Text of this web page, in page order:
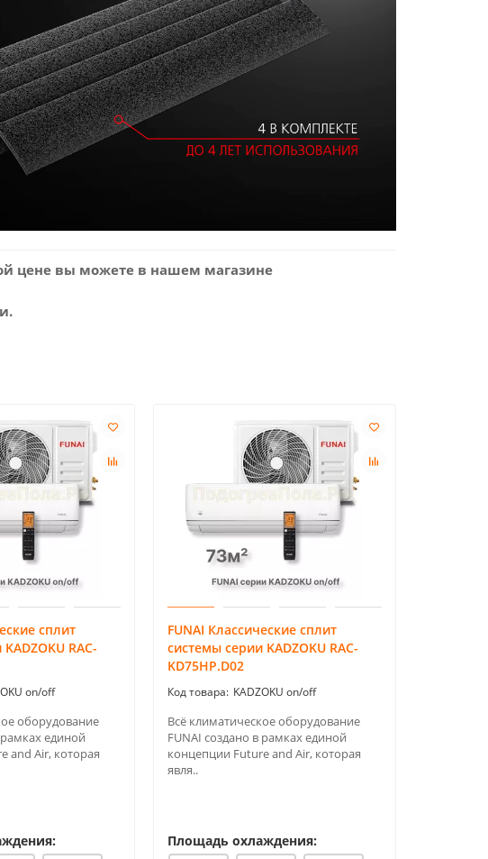
цене вы можете в нашем магазине
сплит
RAC-
on/off
оборудование
единой
and Air, которая
FUNAI Классические сплит
системы серии KADZOKU RAC-
KD75HP.D02
KADZOKU on/off
Всё климатическое оборудование
FUNAI создано в рамках единой
концепции Future and Air, которая
явля..
Площадь охлаждения: